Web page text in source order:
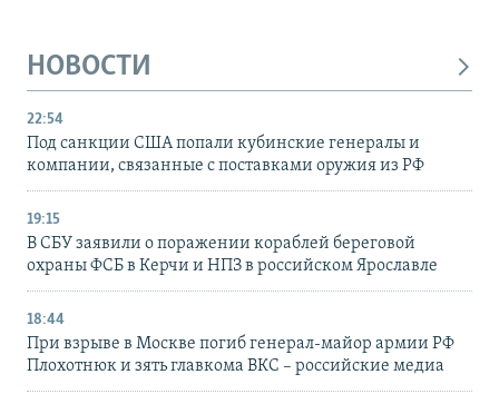
НОВОСТИ
22:54
Под санкции США попали кубинские генералы и
компании, связанные с поставками оружия из РФ
19:15
В СБУ заявили о поражении кораблей береговой
охраны ФСБ в Керчи и НПЗ в российском Ярославле
18:44
При взрыве в Москве погиб генерал-майор армии РФ
Плохотнюк и зять главкома ВКС – российские медиа